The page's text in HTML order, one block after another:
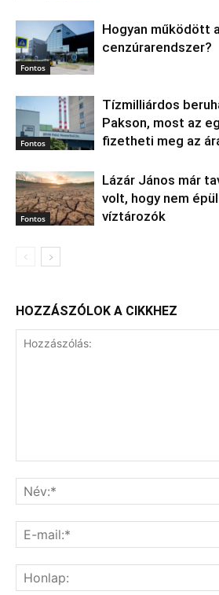
Fontos
Hogyan működött
cenzúrarendszer?
Fontos
Tízmilliárdos
Pakson, most az
fizetheti meg az
Fontos
Lázár János már
volt, hogy nem
víztározók
HOZZÁSZÓLOK A CIKKHEZ